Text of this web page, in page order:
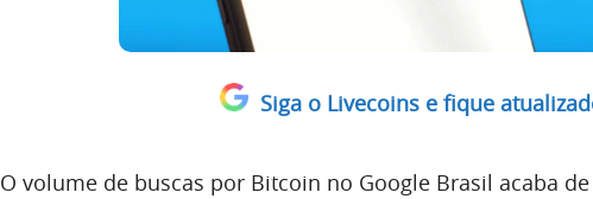
Siga o Livecoins e fique
O volume de buscas por Bitcoin no Google Brasil acaba